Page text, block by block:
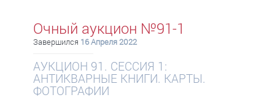
Очный аукцион №91-1
Завершился 16 Апреля 2022
АУКЦИОН 91. СЕССИЯ 1:
АНТИКВАРНЫЕ КНИГИ. КАРТЫ.
ФОТОГРАФИИ